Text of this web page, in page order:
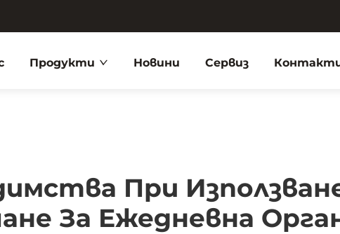
Продукти Новини Сервиз
При
За Ежедневна